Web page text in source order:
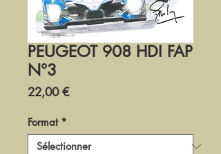
PEUGEOT 908 HDI FAP
N°3
22,00 €Prix
Format *